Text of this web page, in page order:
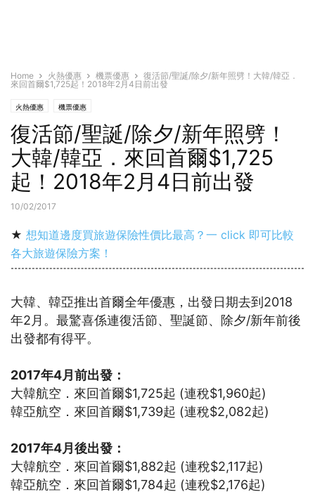
Home 火熱優惠 機票優惠
復活節/聖誕/除夕/新年照劈！大韓/韓亞．
來回首爾$1,725起！2018年2月4日前出發
火熱優惠 機票優惠
復活節/聖誕/除夕/新年照劈！
大韓/韓亞．來回首爾$1,725
起！2018年2月4日前出發
10/02/2017
★ 想知道邊度買旅遊保險性價比最高？一 click 即可比較
各大旅遊保險方案！
大韓、韓亞推出首爾全年優惠，出發日期去到2018
年2月。最驚喜係連復活節、聖誕節、除夕/新年前後
出發都有得平。
2017年4月前出發：
大韓航空．來回首爾$1,725起 (連稅$1,960起)
韓亞航空．來回首爾$1,739起 (連稅$2,082起)
2017年4月後出發：
大韓航空．來回首爾$1,882起 (連稅$2,117起)
韓亞航空．來回首爾$1,784起 (連稅$2,176起)